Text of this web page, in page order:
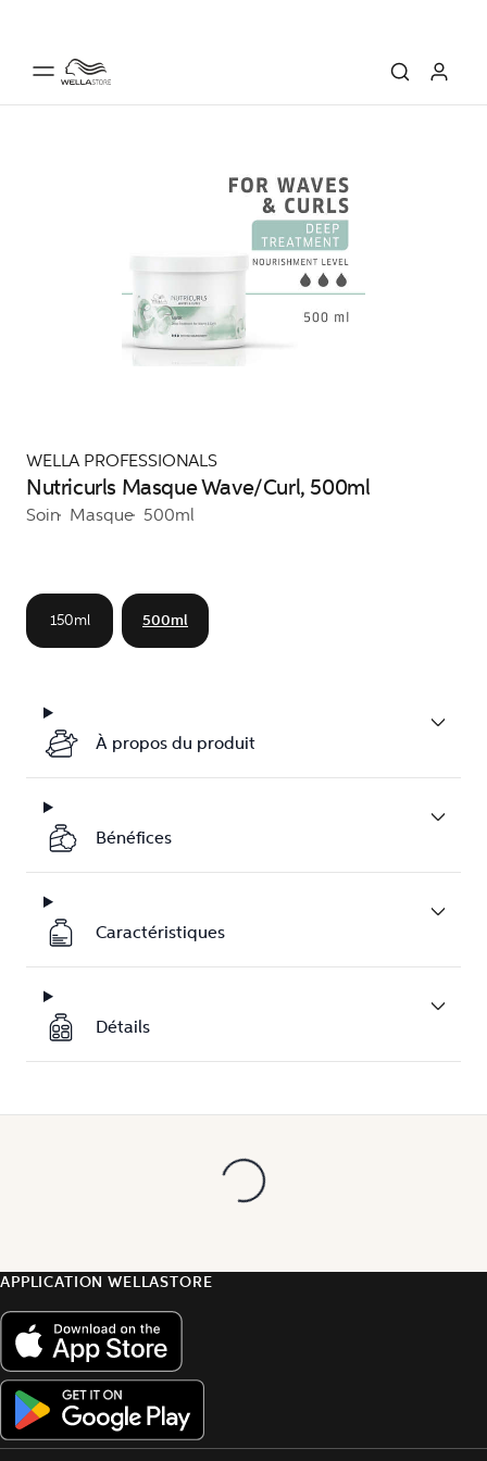
WELLA PROFESSIONALS
Nutricurls Masque Wave/Curl, 500ml
Soin Masque 500ml
150ml 500ml
À propos du produit
Bénéfices
Caractéristiques
Détails
APPLICATION WELLASTORE